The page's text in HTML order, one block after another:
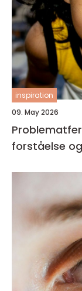
inspiration
09. May 2026
Problematferd
forståelse